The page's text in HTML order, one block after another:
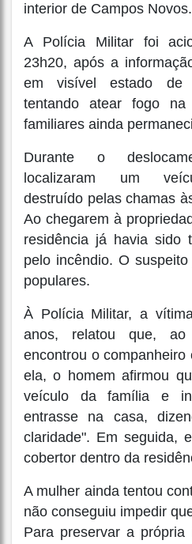
interior de Campos Novos.
A Polícia Militar foi
23h20, após a
em visível estado de
tentando atear fogo na
familiares ainda
Durante o
localizaram um
destruído pelas chamas
Ao chegarem à
residência já havia sido
pelo incêndio. O
populares.
À Polícia Militar, a
anos, relatou que,
encontrou o companheiro
ela, o homem afirmou
veículo da família e
entrasse na casa,
claridade". Em seguida,
cobertor dentro da
A mulher ainda tentou
não conseguiu impedir
Para preservar a